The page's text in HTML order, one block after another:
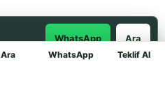
Ara WhatsApp Teklif Al
WhatsApp Ara